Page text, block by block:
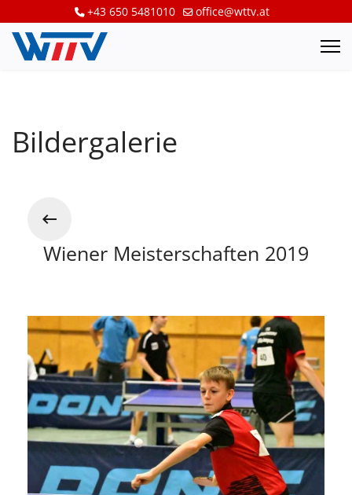
+43 650 5481010 office@wttv.at
Bildergalerie
Wiener Meisterschaften 2019